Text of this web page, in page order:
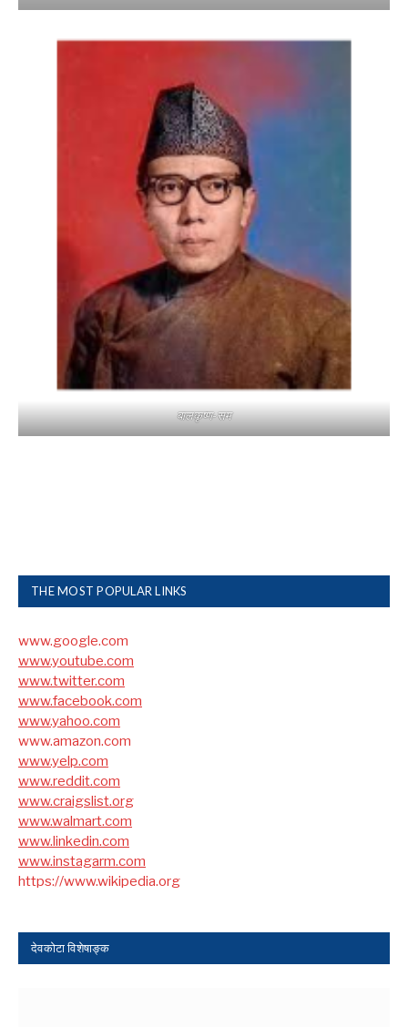
बालकृष्ण-सम
THE MOST POPULAR LINKS
www.google.com
www.youtube.com
www.twitter.com
www.facebook.com
www.yahoo.com
www.amazon.com
www.yelp.com
www.reddit.com
www.craigslist.org
www.walmart.com
www.linkedin.com
www.instagarm.com
https://www.wikipedia.org
देवकोटा विशेषाङ्क